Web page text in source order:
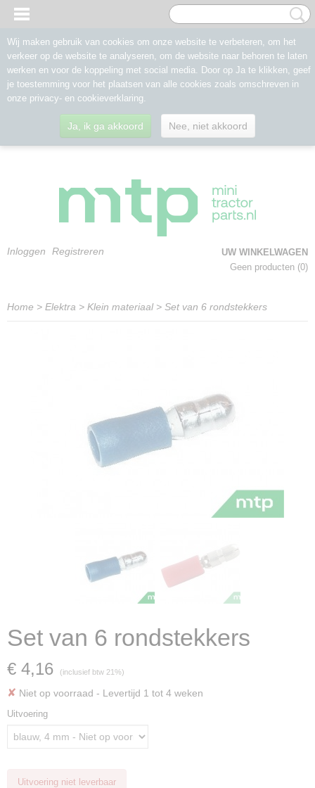
Inloggen Registreren
UW WINKELWAGEN
Geen producten (0)
Home > Elektra > Klein materiaal> Set van 6 rondstekkers
Set van 6 rondstekkers
€ 4,16 (inclusief btw 21%)
✘ Niet op voorraad - Levertijd 1 tot 4 weken
Uitvoering
Uitvoering niet leverbaar
Wij maken gebruik van cookies om onze website te verbeteren, om het
verkeer op de website te analyseren, om de website naar behoren te laten
werken en voor de koppeling met social media. Door op Ja te klikken, geef
je toestemming voor het plaatsen van alle cookies zoals omschreven in
onze privacy- en cookieverklaring.
Ja, ik ga akkoord Nee, niet akkoord